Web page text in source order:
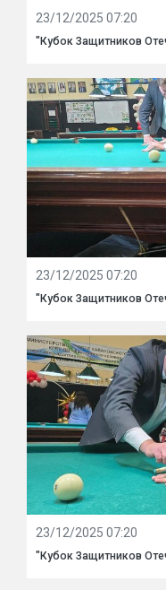
23/12/2025 07:20
"Кубок Защитников
23/12/2025 07:20
"Кубок Защитников
23/12/2025 07:20
"Кубок Защитников